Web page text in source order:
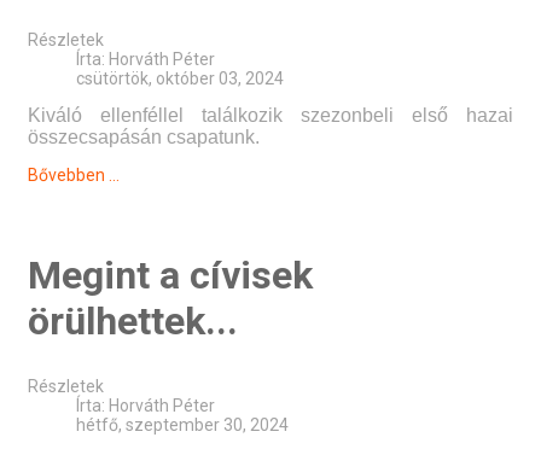
Részletek
Írta: Horváth Péter
csütörtök, október 03, 2024
Kiváló ellenféllel találkozik szezonbeli első hazai
összecsapásán csapatunk.
Bővebben ...
Megint a cívisek
örülhettek...
Részletek
Írta: Horváth Péter
hétfő, szeptember 30, 2024